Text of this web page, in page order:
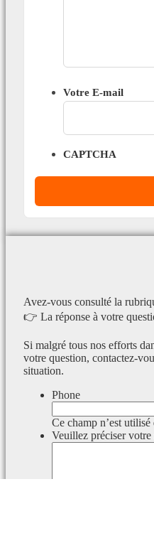
Votre E-mail
CAPTCHA
Avez-vous consulté la
👉 La réponse à votre
Si malgré tous nos efforts
votre question, contactez-
situation.
Phone
Ce champ n’est
Veuillez préciser votre